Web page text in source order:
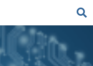
KERESÉS